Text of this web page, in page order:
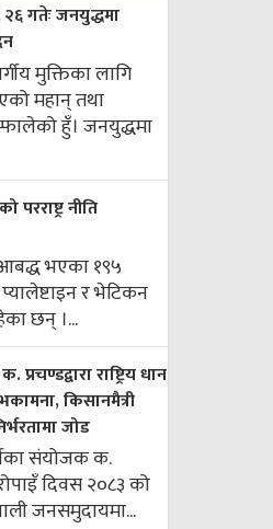
गतेः जनयुद्धमा
मुक्तिका लागि
महान् तथा
हुँ। जनयुद्धमा
नीति
आबद्ध भएका १९५
प्यालेष्टाइन र भेटिकन
छन् ।...
राष्ट्रिय धान
किसानमैत्री
जोड
संयोजक क.
दिवस २०८३ को
जनसमुदायमा...